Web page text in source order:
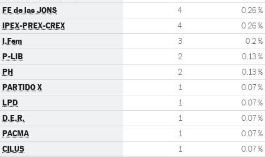
FE de las JONS 4 0.26 %
IPEX-PREX-CREX 4 0.26 %
I.Fem 3 0.2 %
P-LIB 2 0.13 %
PH 2 0.13 %
PARTIDO X 1 0.07 %
LPD 1 0.07 %
D.E.R. 1 0.07 %
PACMA 1 0.07 %
CILUS 1 0.07 %